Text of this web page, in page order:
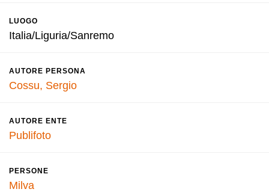
LUOGO
Italia/Liguria/Sanremo
AUTORE PERSONA
Cossu, Sergio
AUTORE ENTE
Publifoto
PERSONE
Milva